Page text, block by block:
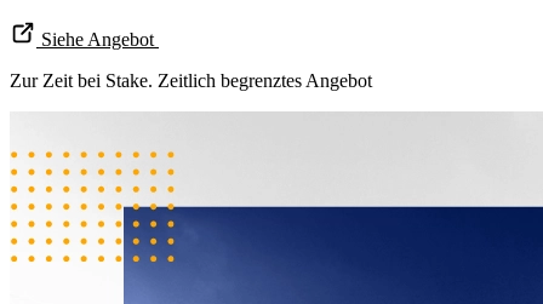
Siehe Angebot
Zur Zeit bei Stake. Zeitlich begrenztes Angebot